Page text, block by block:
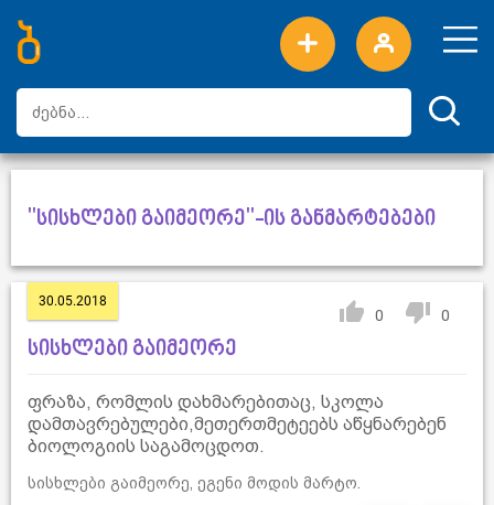
ახალი სიტყვები
ტოპ სიტყვები
დღის ტოპ სიტყვები
ტოპ მომხმარებლები
"სისხლები გაიმეორე"-ის განმარტებები
30.05.2018
0 0
სისხლები გაიმეორე
ფრაზა, რომლის დახმარებითაც, სკოლა
დამთავრებულები,მეთერთმეტეებს აწყნარებენ
ბიოლოგიის საგამოცდოთ.
სისხლები გაიმეორე, ეგენი მოდის მარტო.